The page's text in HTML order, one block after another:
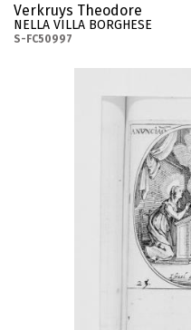
Verkruys Theodore
NELLA VILLA BORGHESE
S-FC50997